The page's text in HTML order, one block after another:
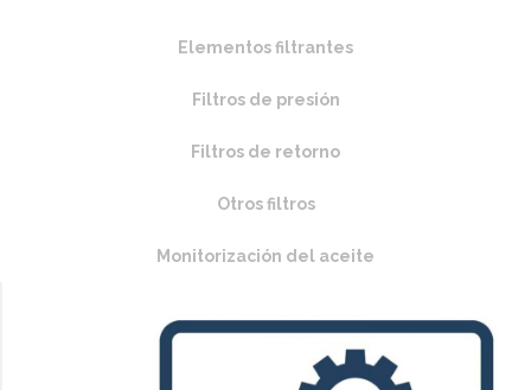
Elementos filtrantes
Filtros de presión
Filtros de retorno
Otros filtros
Monitorización del aceite